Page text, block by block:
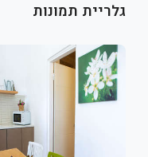
גלריית תמונות